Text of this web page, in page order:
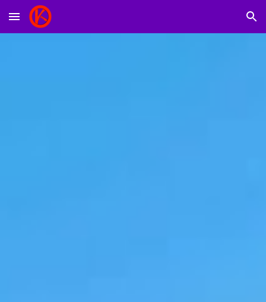
Skip to main content Skip to navigation